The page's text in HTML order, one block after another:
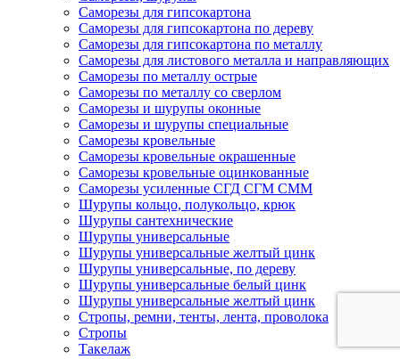
Саморезы для гипсокартона
Саморезы для гипсокартона по дереву
Саморезы для гипсокартона по металлу
Саморезы для листового металла и направляющих
Саморезы по металлу острые
Саморезы по металлу со сверлом
Саморезы и шурупы оконные
Саморезы и шурупы специальные
Саморезы кровельные
Саморезы кровельные окрашенные
Саморезы кровельные оцинкованные
Саморезы усиленные СГД СГМ СММ
Шурупы кольцо, полукольцо, крюк
Шурупы сантехнические
Шурупы универсальные
Шурупы универсальные желтый цинк
Шурупы универсальные, по дереву
Шурупы универсальные белый цинк
Шурупы универсальные желтый цинк
Стропы, ремни, тенты, лента, проволока
Стропы
Такелаж